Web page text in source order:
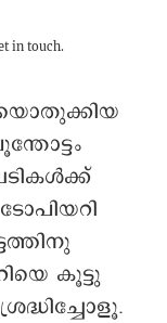
in touch.
കൂട്ടു